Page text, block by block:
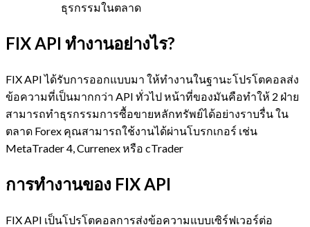
ธุรกรรมในตลาด
FIX API ทำงานอย่างไร?
FIX API ได้รับการออกแบบมา ให้ทำงานในฐานะโปรโตคอลส่ง
ข้อความที่เป็นมากกว่า API ทั่วไป หน้าที่ของมันคือทำให้ 2 ฝ่าย
สามารถทำธุรกรรมการซื้อขายหลักทรัพย์ได้อย่างราบรื่น ใน
ตลาด Forex คุณสามารถใช้งานได้ผ่านโบรกเกอร์ เช่น
MetaTrader 4, Currenex หรือ cTrader
การทำงานของ FIX API
FIX API เป็นโปรโตคอลการส่งข้อความแบบเซิร์ฟเวอร์ต่อ